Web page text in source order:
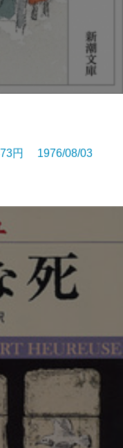
円 1976/08/03